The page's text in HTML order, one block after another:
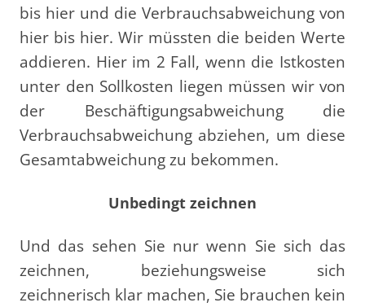
bis hier und die Verbrauchsabweichung von
hier bis hier. Wir müssten die beiden Werte
addieren. Hier im 2 Fall, wenn die Istkosten
unter den Sollkosten liegen müssen wir von
der Beschäftigungsabweichung die
Verbrauchsabweichung abziehen, um diese
Gesamtabweichung zu bekommen.
Unbedingt zeichnen
Und das sehen Sie nur wenn Sie sich das
zeichnen, beziehungsweise sich
zeichnerisch klar machen, Sie brauchen kein